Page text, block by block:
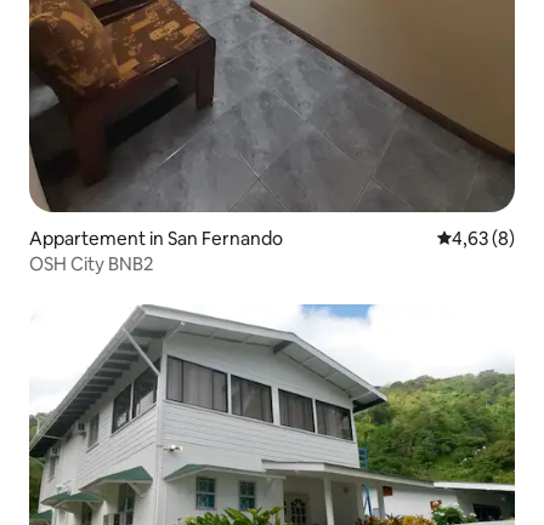
Appartement in San Fernando Gemiddelde
4,63 (8)
OSH City BNB2